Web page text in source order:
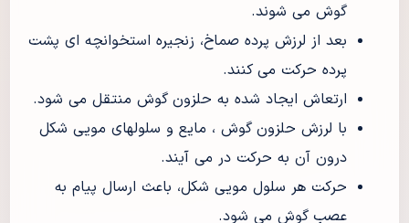
گوش می شوند.
بعد از لرزش پرده صماخ، زنجیره استخوانچه ای پشت
پرده حرکت می کنند.
ارتعاش ایجاد شده به حلزون گوش منتقل می شود.
با لرزش حلزون گوش ، مایع و سلولهای مویی شکل
درون آن به حرکت در می آیند.
حرکت هر سلول مویی شکل، باعث ارسال پیام به
عصب گوش می شود.